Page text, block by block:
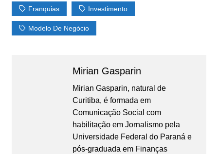
Franquias Investimento
Modelo De Negócio
Mirian Gasparin
Mirian Gasparin, natural de
Curitiba, é formada em
Comunicação Social com
habilitação em Jornalismo pela
Universidade Federal do Paraná e
pós-graduada em Finanças